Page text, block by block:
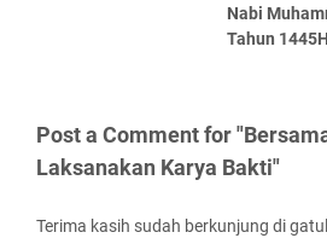
Nabi
Tahun
Post a Comment for
Laksanakan Karya Bakti"
Terima kasih sudah berkunjung di